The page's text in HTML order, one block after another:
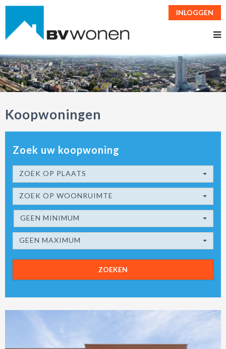
INLOGGEN
Koopwoningen
Zoek uw koopwoning
ZOEK OP PLAATS
ZOEK OP WOONRUIMTE
GEEN MINIMUM
GEEN MAXIMUM
ZOEKEN